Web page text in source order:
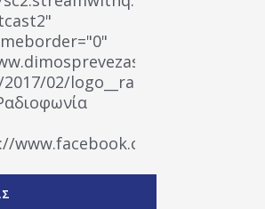
wp-
02/logo__radiofonias.jpg"
" artist="" ]